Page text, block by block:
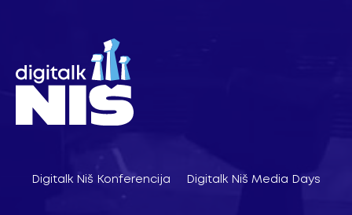
Digitalk Niš Konferencija Digitalk Niš Media Days